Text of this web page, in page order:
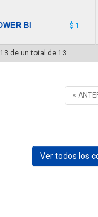
BI $ 1
de un total de 13. .
«
Ver todos los